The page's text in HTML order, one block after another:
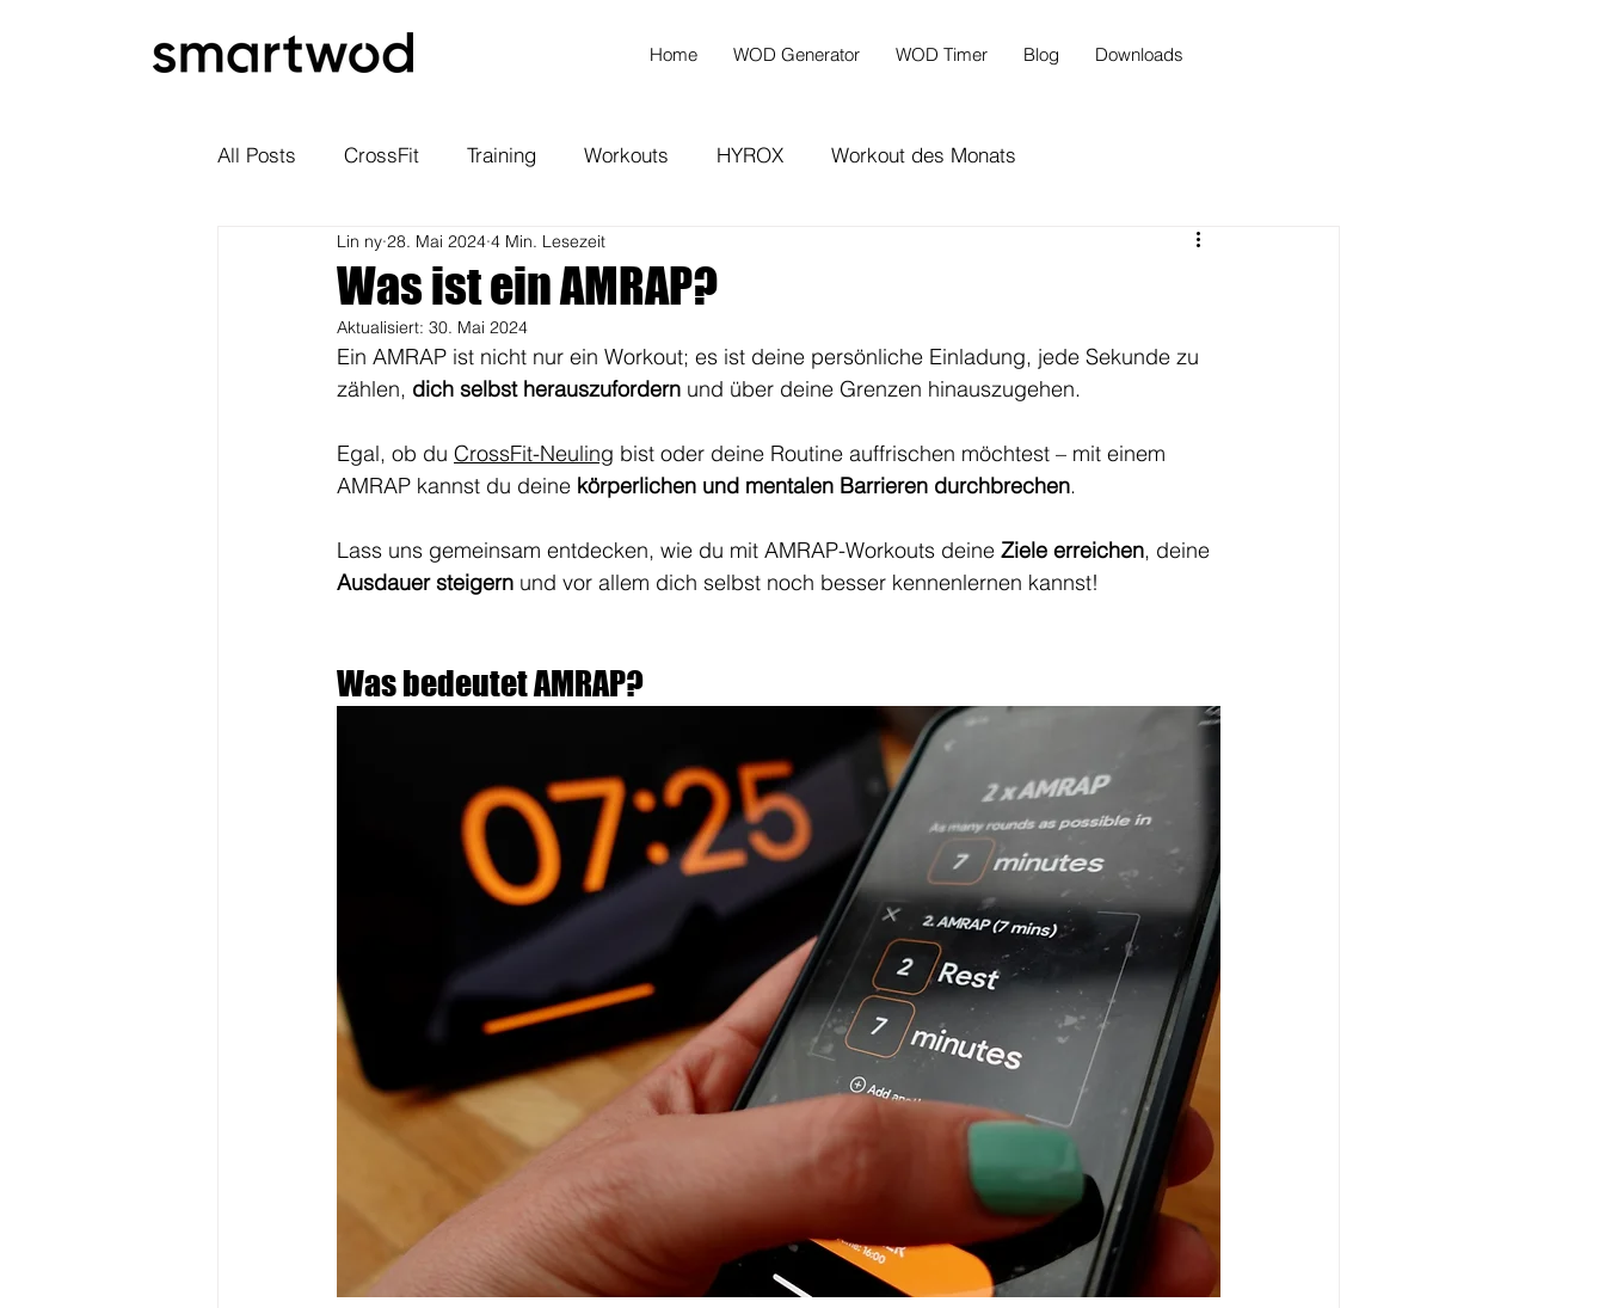
Home WOD Generator WOD Timer Blog Downloads
All Posts CrossFit Training Workouts HYROX Workout des Monats
Was ist ein AMRAP?
Lin ny 28. Mai 2024 4 Min. Lesezeit
Aktualisiert: 30. Mai 2024
Ein AMRAP ist nicht nur ein Workout; es ist deine persönliche Einladung, jede Sekunde zu
zählen, dich selbst herauszufordern und über deine Grenzen hinauszugehen.
Egal, ob du CrossFit-Neuling bist oder deine Routine auffrischen möchtest – mit einem
AMRAP kannst du deine körperlichen und mentalen Barrieren durchbrechen.
Lass uns gemeinsam entdecken, wie du mit AMRAP-Workouts deine Ziele erreichen, deine
Ausdauer steigern und vor allem dich selbst noch besser kennenlernen kannst!
Was bedeutet AMRAP?